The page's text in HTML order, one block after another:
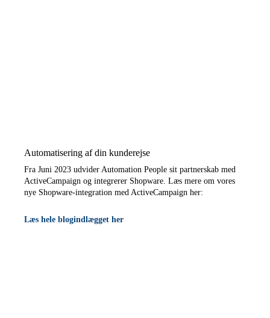
Automatisering af din kunderejse
Fra Juni 2023 udvider Automation People sit partnerskab med
ActiveCampaign og integrerer Shopware. Læs mere om vores
nye Shopware-integration med ActiveCampaign her:
Læs hele blogindlægget her